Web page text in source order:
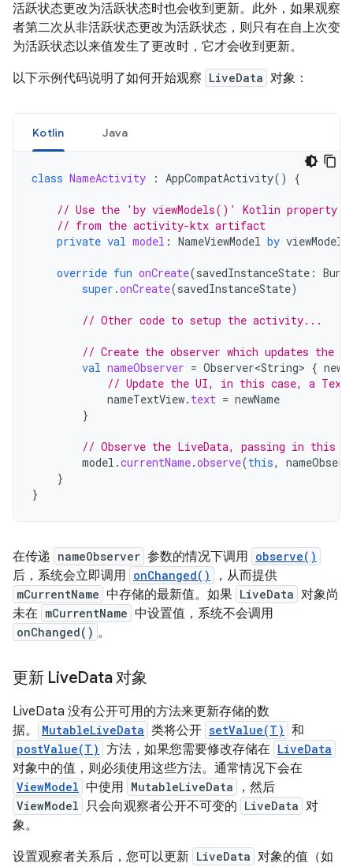
活跃状态更改为活跃状态时也会收到更新。此外，如果观察
者第二次从非活跃状态更改为活跃状态，则只有在自上次变
为活跃状态以来值发生了更改时，它才会收到更新。
以下示例代码说明了如何开始观察 LiveData 对象：
Kotlin Java
class NameActivity : AppCompatActivity() {
// Use the 'by viewModels()' Kotlin property
// from the activity-ktx artifact
private val model : NameViewModel by viewModels
override fun onCreate(savedInstanceState :
super .onCreate(savedInstanceState)
// Other code to setup the activity...
// Create the observer which updates the
val nameObserver = Observer<String> {
// Update the UI, in this case, a
nameTextView. text = newName
}
// Observe the LiveData, passing in this
model .currentName.observe(this,
}
}
在传递 nameObserver 参数的情况下调用 observe()
后，系统会立即调用 onChanged() ，从而提供
mCurrentName 中存储的最新值。如果 LiveData 对象尚
未在 mCurrentName 中设置值，系统不会调用
onChanged() 。
更新 LiveData 对象
LiveData 没有公开可用的方法来更新存储的数
据。
MutableLiveData 类将公开 setValue(T) 和
postValue(T) 方法，如果您需要修改存储在 LiveData
对象中的值，则必须使用这些方法。通常情况下会在
ViewModel 中使用 MutableLiveData ，然后
ViewModel 只会向观察者公开不可变的 LiveData 对
象。
设置观察者关系后，您可以更新 LiveData 对象的值（如